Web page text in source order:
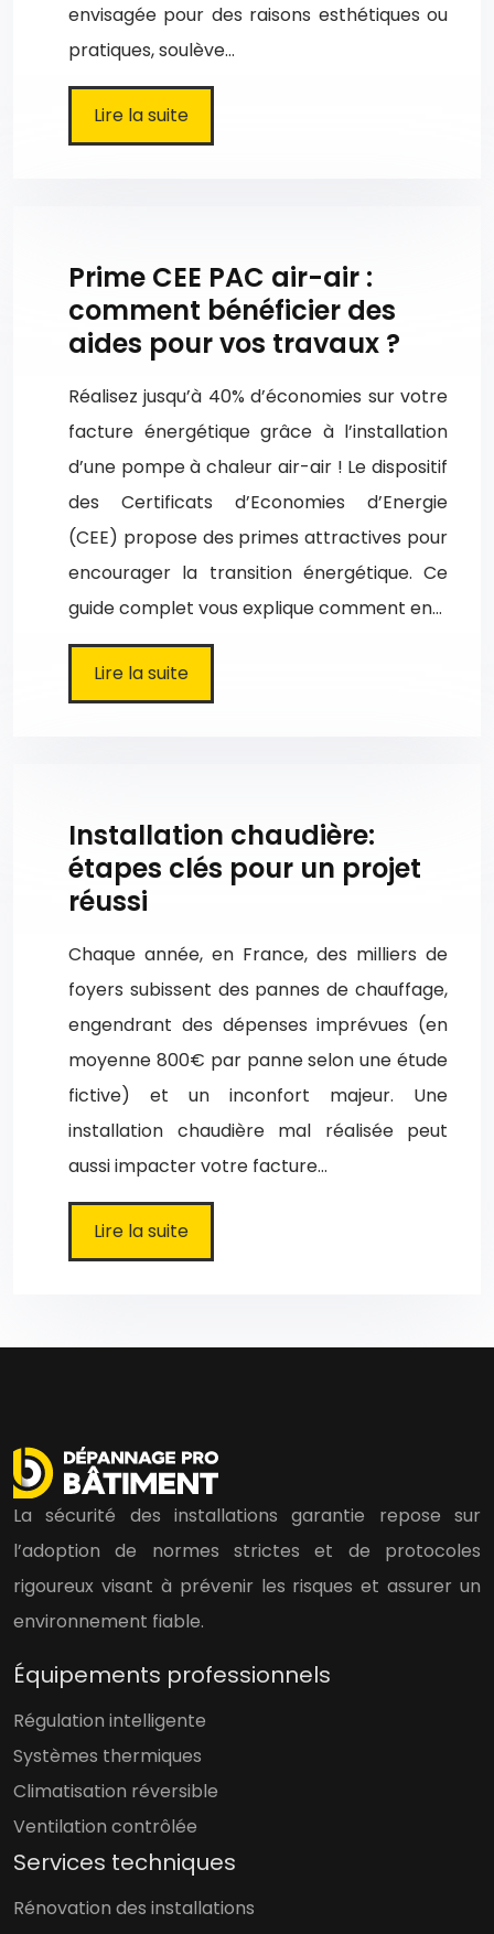
envisagée pour des raisons esthétiques ou
pratiques, soulève…
Lire la suite
Prime CEE PAC air-air :
comment bénéficier des
aides pour vos travaux ?
Réalisez jusqu’à 40% d’économies sur votre
facture énergétique grâce à l’installation
d’une pompe à chaleur air-air ! Le dispositif
des Certificats d’Economies d’Energie
(CEE) propose des primes attractives pour
encourager la transition énergétique. Ce
guide complet vous explique comment en…
Lire la suite
Installation chaudière:
étapes clés pour un projet
réussi
Chaque année, en France, des milliers de
foyers subissent des pannes de chauffage,
engendrant des dépenses imprévues (en
moyenne 800€ par panne selon une étude
fictive) et un inconfort majeur. Une
installation chaudière mal réalisée peut
aussi impacter votre facture…
Lire la suite
La sécurité des installations garantie repose sur
l’adoption de normes strictes et de protocoles
rigoureux visant à prévenir les risques et assurer un
environnement fiable.
Équipements professionnels
Régulation intelligente
Systèmes thermiques
Climatisation réversible
Ventilation contrôlée
Services techniques
Rénovation des installations